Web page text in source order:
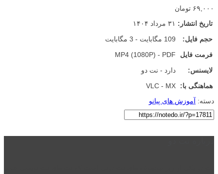
۶۹,۰۰۰ تومان
تاریخ انتشار: ۳۱ مرداد ۱۴۰۴
حجم فایل:
109 مگابایت - 3 مگابایت
فرمت فایل
MP4 (1080P) - PDF
لایسنس:
دارد - نت دو
هماهنگی با:
VLC - MX
دسته: آموزش های پیانو